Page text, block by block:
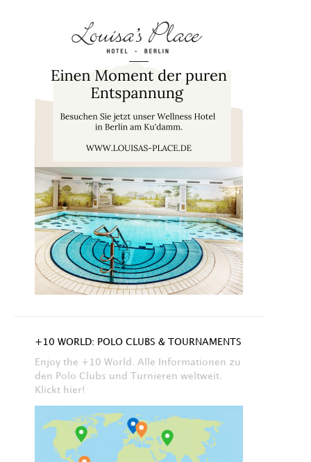
+10 WORLD: POLO CLUBS & TOURNAMENTS
Enjoy the +10 World. Alle Informationen zu
den Polo Clubs und Turnieren weltweit.
Klickt hier!